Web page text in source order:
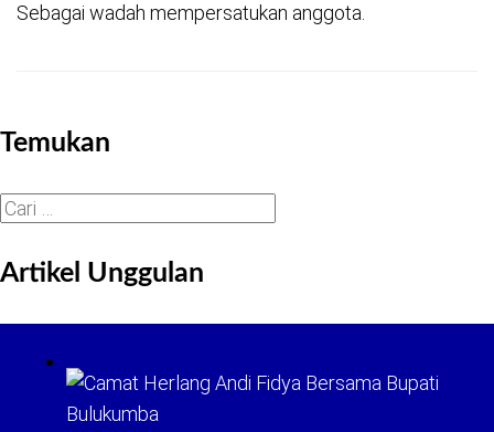
Sebagai wadah mempersatukan anggota.
Temukan
Cari
Artikel Unggulan